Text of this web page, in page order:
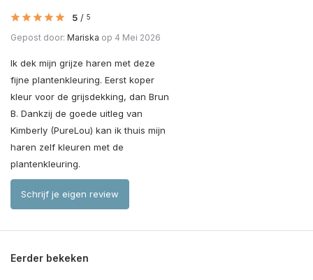
5 / 5
Gepost door: Mariska op 4 Mei 2026
Ik dek mijn grijze haren met deze
fijne plantenkleuring. Eerst koper
kleur voor de grijsdekking, dan Brun
B. Dankzij de goede uitleg van
Kimberly (PureLou) kan ik thuis mijn
haren zelf kleuren met de
plantenkleuring.
Schrijf je eigen review
Eerder bekeken